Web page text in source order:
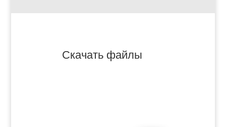
Скачать файлы